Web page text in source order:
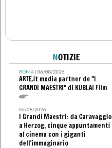
NOTIZIE
ROMA| 06/08/2026
ARTE.it media partner de "I
GRANDI MAESTRI" di KUBLAI Film
06/08/2026
I Grandi Maestri: da Caravaggio
a Herzog, cinque appuntamenti
al cinema con i giganti
dell'immaginario